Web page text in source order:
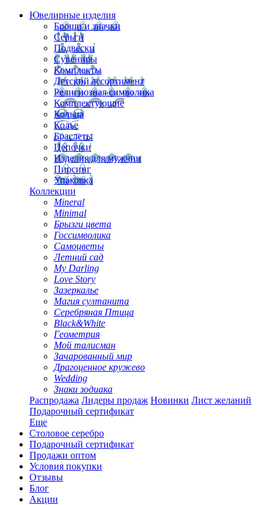
Ювелирные изделия
Броши и значки
Серьги
Подвески
Сувениры
Комплекты
Детский ассортимент
Религиозная символика
Комплектующие
Кольца
Колье
Браслеты
Цепочки
Изделия для мужчин
Пирсинг
Упаковка
Коллекции
Mineral
Minimal
Брызги цвета
Госсимволика
Самоцветы
Летний сад
My Darling
Love Story
Зазеркалье
Магия султанита
Серебряная Птица
Black&White
Геометрия
Мой талисман
Зачарованный мир
Драгоценное кружево
Wedding
Знаки зодиака
Распродажа Лидеры продаж Новинки Лист желаний
Подарочный сертификат
Еще
Столовое серебро
Подарочный сертификат
Продажи оптом
Условия покупки
Отзывы
Блог
Акции